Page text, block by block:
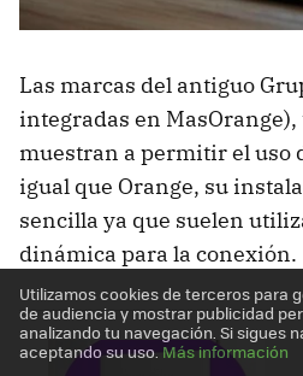
Las marcas del antiguo
integradas en
muestran a permitir el uso
igual que Orange, su
sencilla ya que suelen
dinámica para la conexión.
Utilizamos cookies de terceros para
de audiencia y mostrar publicidad
analizando tu navegación. Si sigues
aceptando su uso. Más información